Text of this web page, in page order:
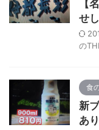
【
せ
の
食
新
あ